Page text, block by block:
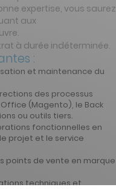
expertise, vous saurez
aux
à durée indéterminée.
:
et maintenance du
des processus
(Magento), le Back
ou outils tiers.
fonctionnelles en
projet et le service
points de vente en marque
techniques et